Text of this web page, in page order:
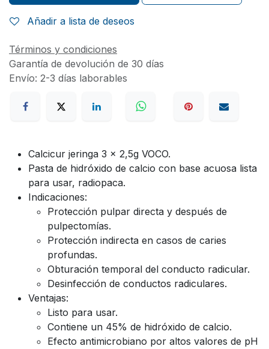
Añadir a lista de deseos
Términos y condiciones
Garantía de devolución de 30 días
Envío: 2-3 días laborables
Calcicur jeringa 3 x 2,5g VOCO.
Pasta de hidróxido de calcio con base acuosa lista
para usar, radiopaca.
Indicaciones:
Protección pulpar directa y después de
pulpectomías.
Protección indirecta en casos de caries
profundas.
Obturación temporal del conducto radicular.
Desinfección de conductos radiculares.
Ventajas:
Listo para usar.
Contiene un 45% de hidróxido de calcio.
Efecto antimicrobiano por altos valores de pH